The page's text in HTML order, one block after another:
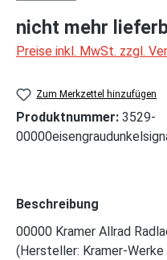
nicht mehr
Preise inkl. MwSt. zzgl.
Zum Merkzettel hinzufügen
Produktnummer: 3529-
Beschreibung
00000 Kramer Allrad
(Hersteller: Kramer-Werke